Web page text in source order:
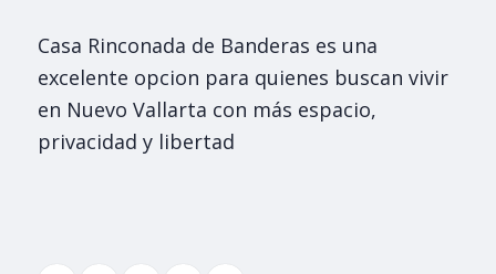
Casa Rinconada de Banderas es una
excelente opcion para quienes buscan vivir
en Nuevo Vallarta con más espacio,
privacidad y libertad